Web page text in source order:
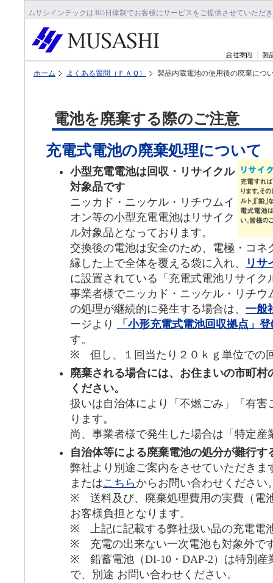
ムサシインテックは365日体制でお客様にサービスをご提供させていただ
ホーム よくある質問（ＦＡＱ） 製品内蔵電池の使用後の廃棄につ
電池を廃棄する際のご注意
充電式電池の廃棄処理について
小型充電電池は回収・リサイクル
対象品です
ニッカド・ニッケル・リチウムイ
オン等の小型充電電池はリサイク
ル対象品となっております。
交換後の電池は安全のため、電極・コネ
縁した上で全体を覆える袋に入れ、
リサ
に設置されている「充電式電池リサイ
事業者様でニッカド・ニッケル・リチウ
の処理が継続的に発生する場合は、 一般
ージより
「小形充電式電池回収拠点」
す。
※ 但し、１回当たり２０ｋｇ単位での
廃棄される場合には、お住まいの市町
ください。
扱いは自治体により「不燃ごみ」「有害
ります。
尚、事業者様で発生した場合は「特定
自治体等による廃棄電池の処分が難行す
弊社より別途ご案内をさせていただきま
またはこちらからお問い合わせください
※ 送料及び、廃棄処理費用の実費（電
お客様負担となります。
※ 上記に記載する弊社扱い品の充電電
※ 充電の出来ない一次電池も対象外で
※ 鉛蓄電池（DI-10・DAP-2）は特別産
で、別途 お問い合わせください。